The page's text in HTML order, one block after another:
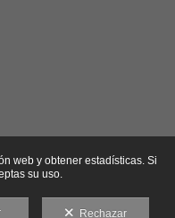
web y obtener estadísticas. Si
su uso.
Rechazar